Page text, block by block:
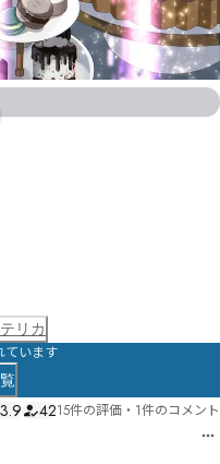
リカ
ています
3.9 4215件の評価 ・ 1件のコメント